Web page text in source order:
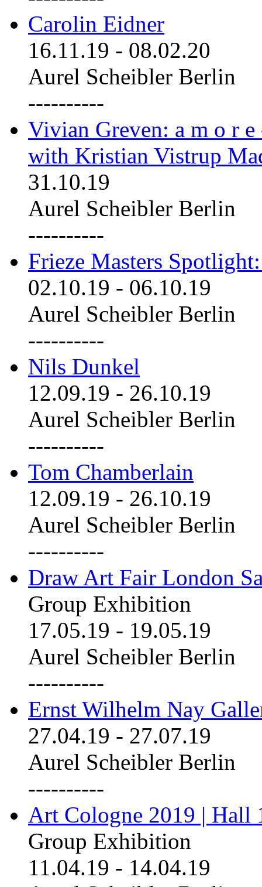
Carolin Eidner
16.11.19 - 08.02.20
Aurel Scheibler Berlin
----------
Vivian Greven: a m o r
with Kristian Vistrup
31.10.19
Aurel Scheibler Berlin
----------
Frieze Masters
02.10.19 - 06.10.19
Aurel Scheibler Berlin
----------
Nils Dunkel
12.09.19 - 26.10.19
Aurel Scheibler Berlin
----------
Tom Chamberlain
12.09.19 - 26.10.19
Aurel Scheibler Berlin
----------
Draw Art Fair London
Group Exhibition
17.05.19 - 19.05.19
Aurel Scheibler Berlin
----------
Ernst Wilhelm Nay
27.04.19 - 27.07.19
Aurel Scheibler Berlin
----------
Art Cologne 2019 | Hall
Group Exhibition
11.04.19 - 14.04.19